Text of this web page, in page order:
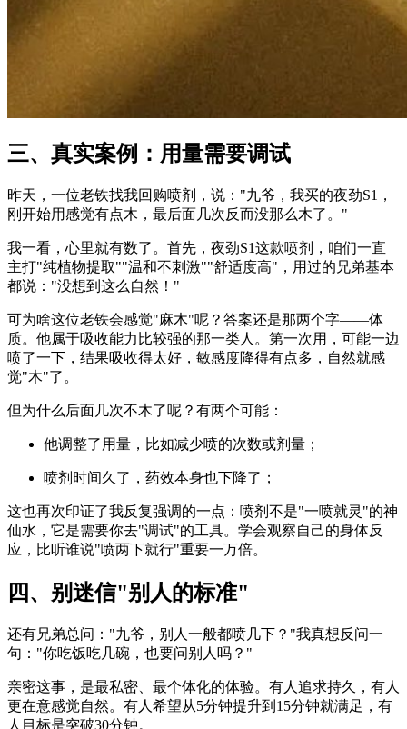
三、真实案例：用量需要调试
昨天，一位老铁找我回购喷剂，说："九爷，我买的夜劲S1，
刚开始用感觉有点木，最后面几次反而没那么木了。"
我一看，心里就有数了。首先，夜劲S1这款喷剂，咱们一直
主打"纯植物提取""温和不刺激""舒适度高"，用过的兄弟基本
都说："没想到这么自然！"
可为啥这位老铁会感觉"麻木"呢？答案还是那两个字——体
质。他属于吸收能力比较强的那一类人。第一次用，可能一边
喷了一下，结果吸收得太好，敏感度降得有点多，自然就感
觉"木"了。
但为什么后面几次不木了呢？有两个可能：
他调整了用量，比如减少喷的次数或剂量；
喷剂时间久了，药效本身也下降了；
这也再次印证了我反复强调的一点：喷剂不是"一喷就灵"的神
仙水，它是需要你去"调试"的工具。学会观察自己的身体反
应，比听谁说"喷两下就行"重要一万倍。
四、别迷信"别人的标准"
还有兄弟总问："九爷，别人一般都喷几下？"我真想反问一
句："你吃饭吃几碗，也要问别人吗？"
亲密这事，是最私密、最个体化的体验。有人追求持久，有人
更在意感觉自然。有人希望从5分钟提升到15分钟就满足，有
人目标是突破30分钟。